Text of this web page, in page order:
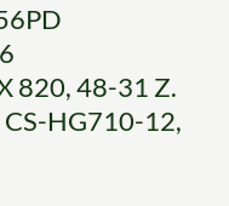
820, 48-31 Z.
HG710-12,